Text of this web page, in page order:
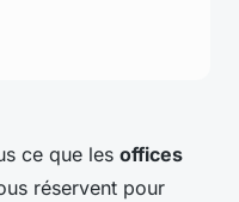
ce que les offices
réservent pour